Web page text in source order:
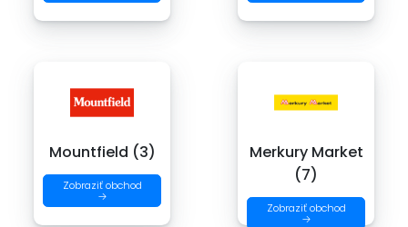
Mountfield (3)
Zobraziť obchod
→
Merkury Market
(7)
Zobraziť obchod
→